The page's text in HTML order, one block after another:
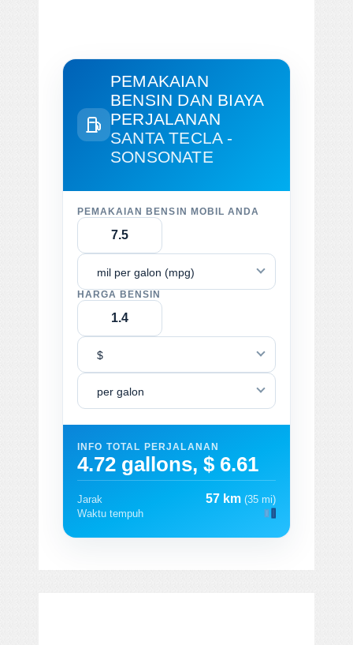
PEMAKAIAN
BENSIN DAN BIAYA
PERJALANAN
SANTA TECLA -
SONSONATE
PEMAKAIAN BENSIN MOBIL ANDA
mil per galon (mpg)
HARGA BENSIN
$
per galon
INFO TOTAL PERJALANAN
4.72 gallons, $ 6.61
Jarak 57 km (35 mi)
Waktu tempuh